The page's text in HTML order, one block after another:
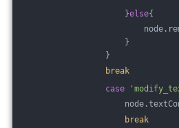
}else{
}
}
break
case
node.textContent
break